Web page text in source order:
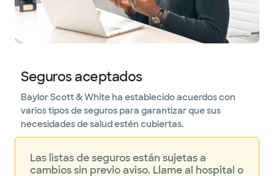
Seguros aceptados
Baylor Scott & White ha establecido acuerdos con
varios tipos de seguros para garantizar que sus
necesidades de salud estén cubiertas.
Las listas de seguros están sujetas a
cambios sin previo aviso. Llame al hospital o